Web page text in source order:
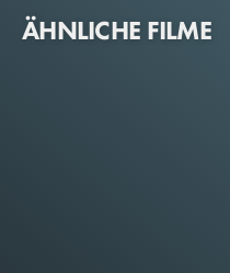
ÄHNLICHE FILME